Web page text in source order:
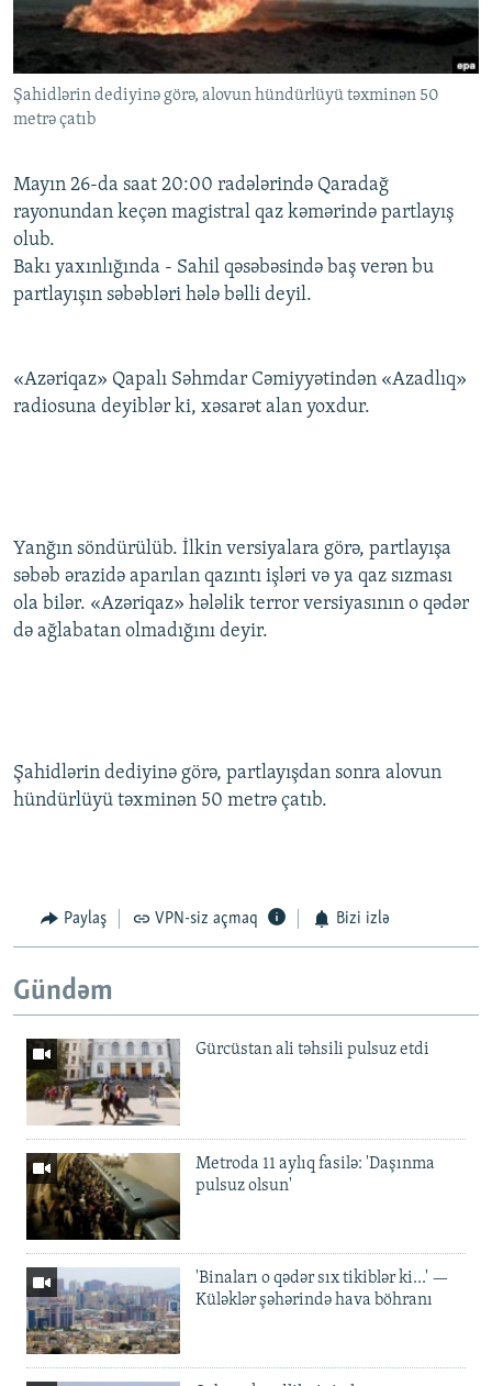
İNFOQRAFIKA
KARIKATURA
AZƏRBAYCAN ƏDƏBIYYATI KITABXANASI
İSLAM VƏ DEMOKRATIYA
İZ - MƏDƏNIYYƏT PROQRAMI
MISSIYAMIZ
PEŞƏ ETIKASI VƏ JURNALISTIKA STANDARTLARIMIZ
MATERIALLARIMIZDAN ISTIFADƏ
BIZIMLƏ ƏLAQƏ
XƏBƏR BÜLLETENLƏRIMIZ
BIZI IZLƏ
Şahidlərin dediyinə görə, alovun hündürlüyü təxminən 50
metrə çatıb
Mayın 26-da saat 20:00 radələrində Qaradağ
rayonundan keçən magistral qaz kəmərində partlayış
olub.
Bakı yaxınlığında - Sahil qəsəbəsində baş verən bu
partlayışın səbəbləri hələ bəlli deyil.
«Azəriqaz» Qapalı Səhmdar Cəmiyyətindən «Azadlıq»
radiosuna deyiblər ki, xəsarət alan yoxdur.
Yanğın söndürülüb. İlkin versiyalara görə, partlayışa
səbəb ərazidə aparılan qazıntı işləri və ya qaz sızması
ola bilər. «Azəriqaz» hələlik terror versiyasının o qədər
də ağlabatan olmadığını deyir.
Şahidlərin dediyinə görə, partlayışdan sonra alovun
hündürlüyü təxminən 50 metrə çatıb.
Paylaş VPN-siz açmaq Bizi izlə
Gündəm
Gürcüstan ali təhsili pulsuz etdi
Metroda 11 aylıq fasilə: 'Daşınma
pulsuz olsun'
'Binaları o qədər sıx tikiblər ki...' —
Küləklər şəhərində hava böhranı